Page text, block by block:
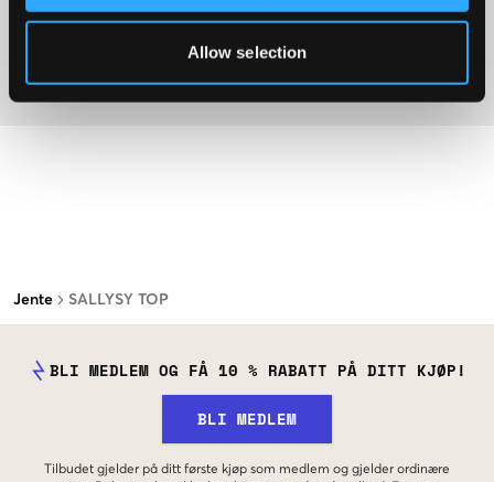
Allow selection
Jente SALLYSY TOP
BLI MEDLEM OG FÅ 10 % RABATT PÅ DITT KJØP!
BLI MEDLEM
Tilbudet gjelder på ditt første kjøp som medlem og gjelder ordinære